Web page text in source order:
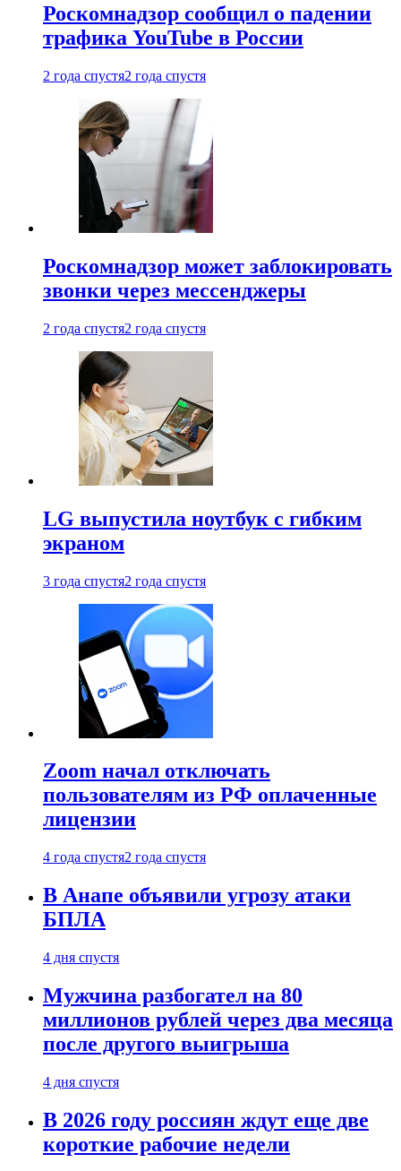
Роскомнадзор сообщил о падении
трафика YouTube в России
2 года спустя2 года спустя
Роскомнадзор может заблокировать
звонки через мессенджеры
2 года спустя2 года спустя
LG выпустила ноутбук с гибким
экраном
3 года спустя2 года спустя
Zoom начал отключать
пользователям из РФ оплаченные
лицензии
4 года спустя2 года спустя
В Анапе объявили угрозу атаки
БПЛА
4 дня спустя
Мужчина разбогател на 80
миллионов рублей через два месяца
после другого выигрыша
4 дня спустя
В 2026 году россиян ждут еще две
короткие рабочие недели